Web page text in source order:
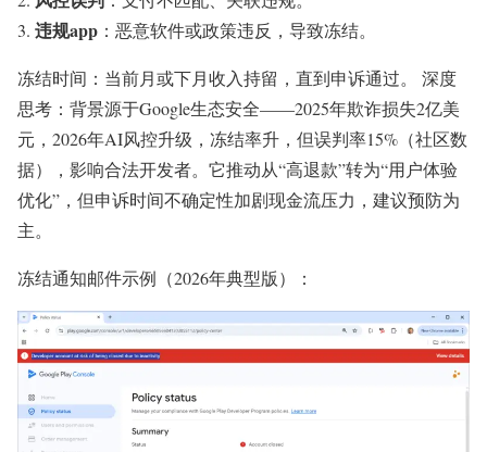
违规app ：恶意软件或政策违反，导致冻结。
冻结时间：当前月或下月收入持留，直到申诉通过。 深度
思考：背景源于Google生态安全——2025年欺诈损失2亿美
元，2026年AI风控升级，冻结率升，但误判率15%（社区数
据），影响合法开发者。它推动从“高退款”转为“用户体验
优化”，但申诉时间不确定性加剧现金流压力，建议预防为
主。
冻结通知邮件示例（2026年典型版）：